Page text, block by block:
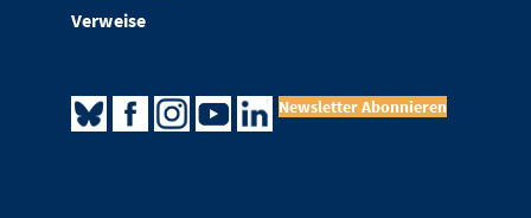
Verweise
Newsletter Abonnieren